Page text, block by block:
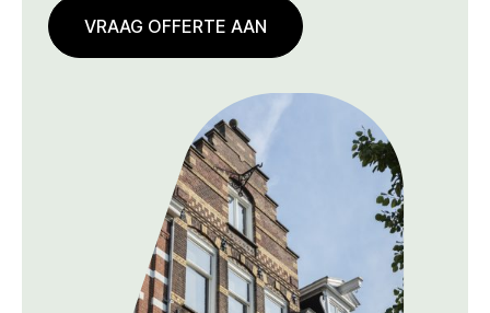
VRAAG OFFERTE AAN